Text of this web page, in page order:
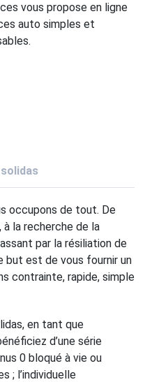
vous propose en ligne
auto simples et
occupons de tout. De
la recherche de la
par la résiliation de
est de vous fournir un
contrainte, rapide, simple
en tant que
d’une série
0 bloqué à vie ou
; l’individuelle